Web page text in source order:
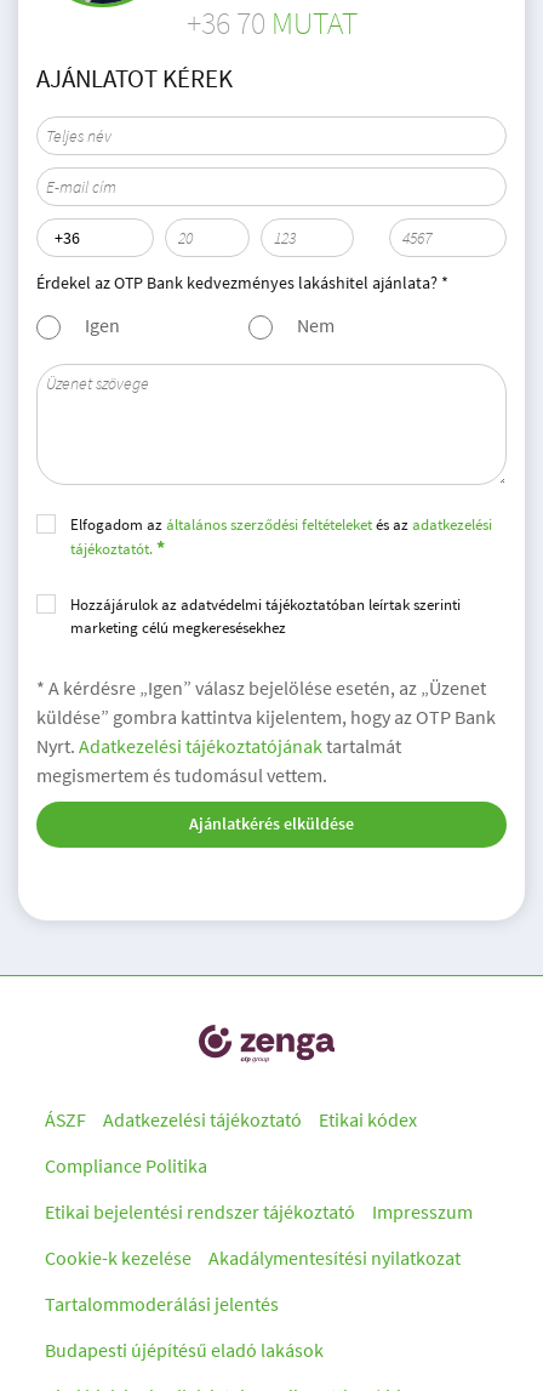
+36 70 MUTAT
AJÁNLATOT KÉREK
Érdekel az OTP Bank kedvezményes lakáshitel ajánlata? *
Igen Nem
Elfogadom azáltalános szerződési feltételeketés azadatkezelési
tájékoztatót.
Hozzájárulok az adatvédelmi tájékoztatóban leírtak szerinti
marketing célú megkeresésekhez
* A kérdésre „Igen” válasz bejelölése esetén, az „Üzenet
küldése” gombra kattintva kijelentem, hogy az OTP Bank
Nyrt. Adatkezelési tájékoztatójánaktartalmát
megismertem és tudomásul vettem.
Ajánlatkérés elküldése
ÁSZF Adatkezelési tájékoztató
Etikai kódex
Compliance Politika
Etikai bejelentési rendszer tájékoztató
Impresszum
Cookie-k kezelése
Akadálymentesítési nyilatkozat
Tartalommoderálási jelentés
Budapesti újépítésű eladó lakások